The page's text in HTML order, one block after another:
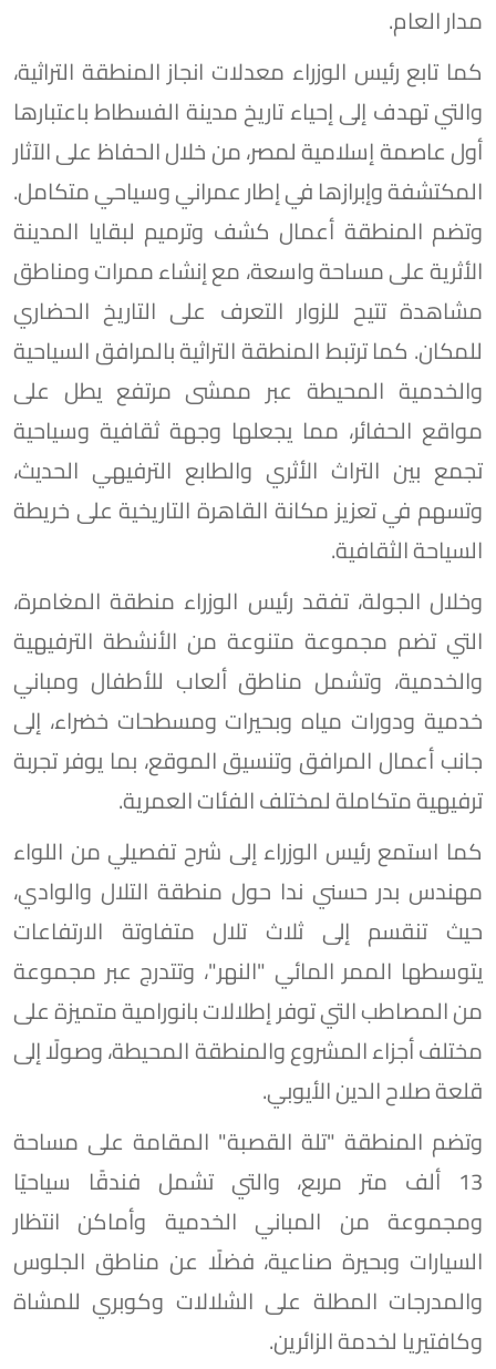
مدار العام.
كما تابع رئيس الوزراء معدلات انجاز المنطقة التراثية،
والتي تهدف إلى إحياء تاريخ مدينة الفسطاط باعتبارها
أول عاصمة إسلامية لمصر، من خلال الحفاظ على الآثار
المكتشفة وإبرازها في إطار عمراني وسياحي متكامل.
وتضم المنطقة أعمال كشف وترميم لبقايا المدينة
الأثرية على مساحة واسعة، مع إنشاء ممرات ومناطق
مشاهدة تتيح للزوار التعرف على التاريخ الحضاري
للمكان. كما ترتبط المنطقة التراثية بالمرافق السياحية
والخدمية المحيطة عبر ممشى مرتفع يطل على
مواقع الحفائر، مما يجعلها وجهة ثقافية وسياحية
تجمع بين التراث الأثري والطابع الترفيهي الحديث،
وتسهم في تعزيز مكانة القاهرة التاريخية على خريطة
السياحة الثقافية.
وخلال الجولة، تفقد رئيس الوزراء منطقة المغامرة،
التي تضم مجموعة متنوعة من الأنشطة الترفيهية
والخدمية، وتشمل مناطق ألعاب للأطفال ومباني
خدمية ودورات مياه وبحيرات ومسطحات خضراء، إلى
جانب أعمال المرافق وتنسيق الموقع، بما يوفر تجربة
ترفيهية متكاملة لمختلف الفئات العمرية.
كما استمع رئيس الوزراء إلى شرح تفصيلي من اللواء
مهندس بدر حسني ندا حول منطقة التلال والوادي،
حيث تنقسم إلى ثلاث تلال متفاوتة الارتفاعات
يتوسطها الممر المائي "النهر"، وتتدرج عبر مجموعة
من المصاطب التي توفر إطلالات بانورامية متميزة على
مختلف أجزاء المشروع والمنطقة المحيطة، وصولًا إلى
قلعة صلاح الدين الأيوبي.
وتضم المنطقة "تلة القصبة" المقامة على مساحة
13 ألف متر مربع، والتي تشمل فندقًا سياحيًا
ومجموعة من المباني الخدمية وأماكن انتظار
السيارات وبحيرة صناعية، فضلًا عن مناطق الجلوس
والمدرجات المطلة على الشلالات وكوبري للمشاة
وكافتيريا لخدمة الزائرين.